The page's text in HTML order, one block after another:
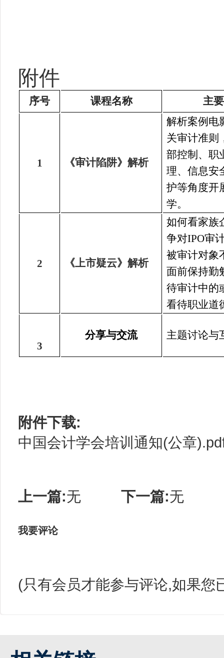
附件
序号 课程名称 主
1 《审计陷阱》解析
解析案例电
关审计准则
部控制、职
理、信息安
护等角度开
学。
2 《上市疑云》解析
如何看家族
争对IPO审
被审计对象
面前保持勤
待审计中的
看待职业道
3
分享与交流 主题讨论与
附件下载:
中国会计学会培训通知(公章
上一篇:无 下一篇:无
我要评论
(只有会员才能参与评论,如果您